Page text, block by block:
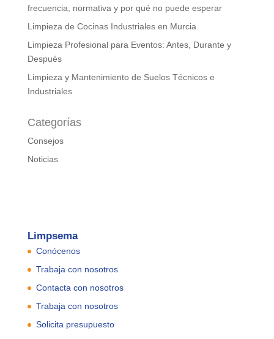
frecuencia, normativa y por qué no puede esperar
Limpieza de Cocinas Industriales en Murcia
Limpieza Profesional para Eventos: Antes, Durante y
Después
Limpieza y Mantenimiento de Suelos Técnicos e
Industriales
Categorías
Consejos
Noticias
Limpsema
Conócenos
Trabaja con nosotros
Contacta con nosotros
Trabaja con nosotros
Solicita presupuesto